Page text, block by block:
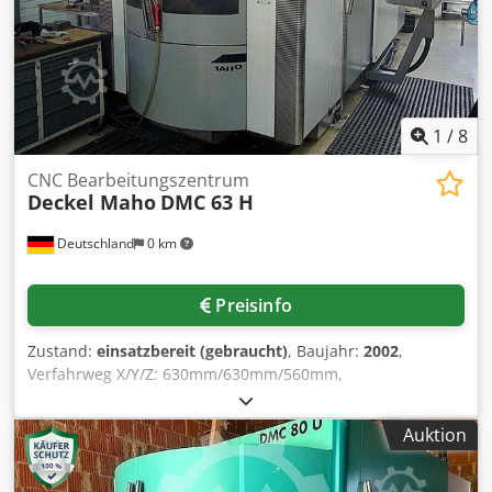
40bar (Produktionspaket), Blasluft durch Spindelmitte, BA
4, Spannhydraulik 2/4 für Arbeitstisch und Rüstplatz,
BLUM Laser (vorbereitet), Ölnebelabscheider, Messtaster
TS 649, Werkzeugbruchkontrolle mechanisch, SDS (Spindel
Diagnose System, Spülpistole, el. Handrad, Späneförderer,
ca. 112.000 h Einschaltstunden, ca. 79.500
Spindelstunden, *
1 /8
Deutschland 0 km
CNC Bearbeitungszentrum
Deckel Maho DMC 63 H
Preisinfo
Zustand: einsatzbereit (gebraucht), Baujahr: 2002,
Verfahrweg X/Y/Z: 630mm/630mm/560mm,
Werkzeugaufnahme: HSK-63A, Werkzeugplätze: 60,
Paletten: 2, Palettendimensionen X/Y: 500mm/500mm,
Maschinendimensionen X/Y/Z: ca.
6600mm/6000mm/3200mm, Gewicht: ca. 18000kg,
Auktion